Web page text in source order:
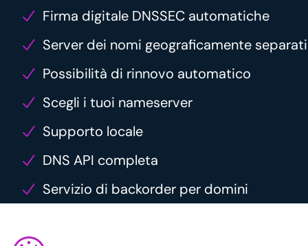
Firma digitale DNSSEC automatiche
Server dei nomi geograficamente separati
Possibilità di rinnovo automatico
Scegli i tuoi nameserver
Supporto locale
DNS API completa
Servizio di backorder per domini